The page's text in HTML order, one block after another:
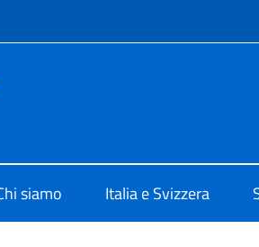
menù
siamo Italia e Svizzera